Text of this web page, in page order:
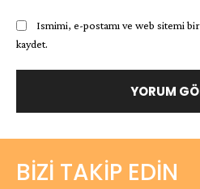
Ismimi, e-postamı ve web sitemi bir
kaydet.
BIZI TAKIP EDIN